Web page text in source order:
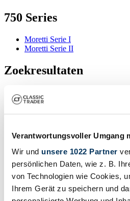
Verantwortungsvoller Umgang
Wir und unsere 1022 Partner
persönlichen Daten, wie z. B.
von Technologien wie Cookies,
Ihrem Gerät zu speichern und
750 Series
Moretti Serie I
Moretti Serie II
Zoekresultaten
Op dit moment zijn er geen
zoekopdracht.
Laat het u weten zodra er een
overeenkomt met uw zoekfilters.
Maak een zoekwaarschuwing aan